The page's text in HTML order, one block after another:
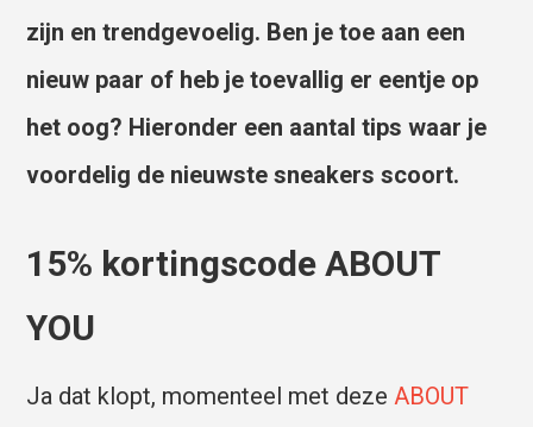
zijn en trendgevoelig. Ben je toe aan een
nieuw paar of heb je toevallig er eentje op
het oog? Hieronder een aantal tips waar je
voordelig de nieuwste sneakers scoort.
15% kortingscode ABOUT
YOU
Ja dat klopt, momenteel met deze ABOUT